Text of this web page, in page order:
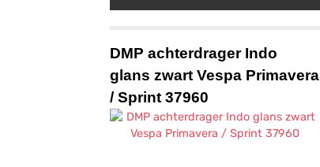
DMP achterdrager Indo
glans zwart Vespa Primavera
/ Sprint 37960